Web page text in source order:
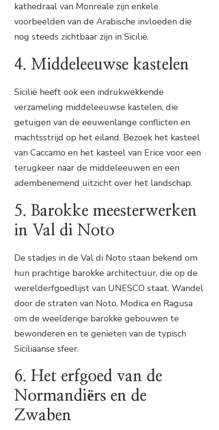
kathedraal van Monreale zijn enkele
voorbeelden van de Arabische invloeden die
nog steeds zichtbaar zijn in Sicilië.
4. Middeleeuwse kastelen
Sicilië heeft ook een indrukwekkende
verzameling middeleeuwse kastelen, die
getuigen van de eeuwenlange conflicten en
machtsstrijd op het eiland. Bezoek het kasteel
van Caccamo en het kasteel van Erice voor een
terugkeer naar de middeleeuwen en een
adembenemend uitzicht over het landschap.
5. Barokke meesterwerken
in Val di Noto
De stadjes in de Val di Noto staan bekend om
hun prachtige barokke architectuur, die op de
werelderfgoedlijst van UNESCO staat. Wandel
door de straten van Noto, Modica en Ragusa
om de weelderige barokke gebouwen te
bewonderen en te genieten van de typisch
Siciliaanse sfeer.
6. Het erfgoed van de
Normandiërs en de
Zwaben